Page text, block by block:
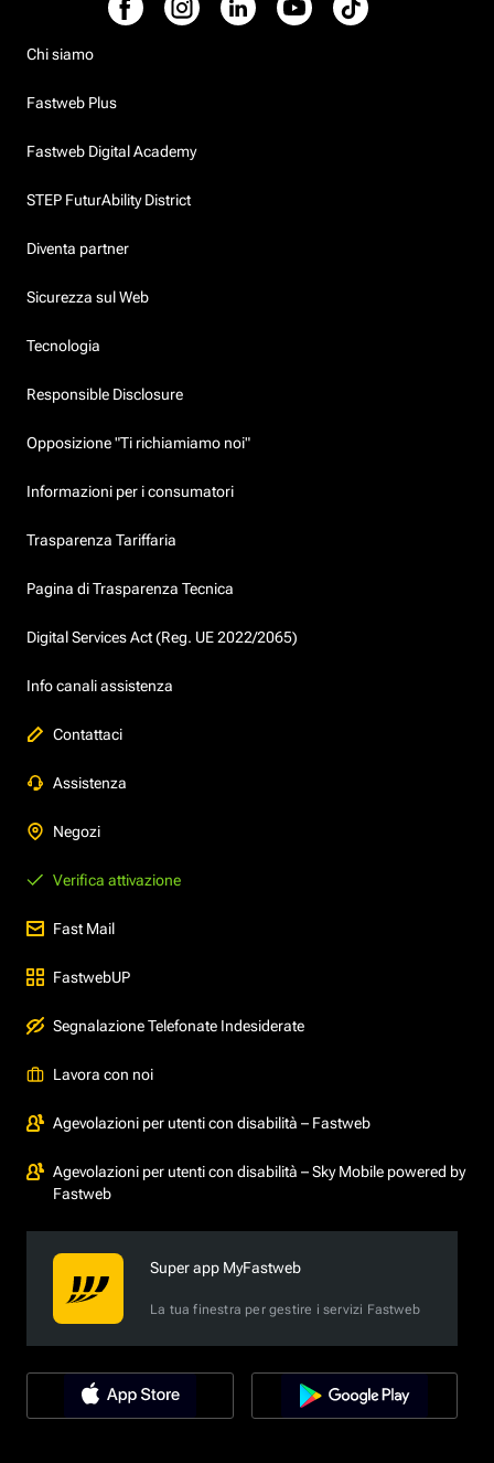
Chi siamo
Fastweb Plus
Fastweb Digital Academy
STEP FuturAbility District
Diventa partner
Sicurezza sul Web
Tecnologia
Responsible Disclosure
Opposizione "Ti richiamiamo noi"
Informazioni per i consumatori
Trasparenza Tariffaria
Pagina di Trasparenza Tecnica
Digital Services Act (Reg. UE 2022/2065)
Info canali assistenza
Contattaci
Assistenza
Negozi
Verifica attivazione
Fast Mail
FastwebUP
Segnalazione Telefonate Indesiderate
Lavora con noi
Agevolazioni per utenti con disabilità – Fastweb
Agevolazioni per utenti con disabilità – Sky Mobile powered by
Fastweb
Super app MyFastweb
La tua finestra per gestire i servizi Fastweb